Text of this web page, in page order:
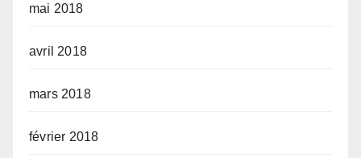
mai 2018
avril 2018
mars 2018
février 2018